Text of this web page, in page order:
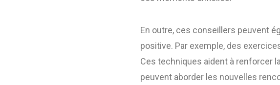
En outre, ces conseillers peuvent
positive. Par exemple, des
Ces techniques aident à renforcer
peuvent aborder les nouvelles